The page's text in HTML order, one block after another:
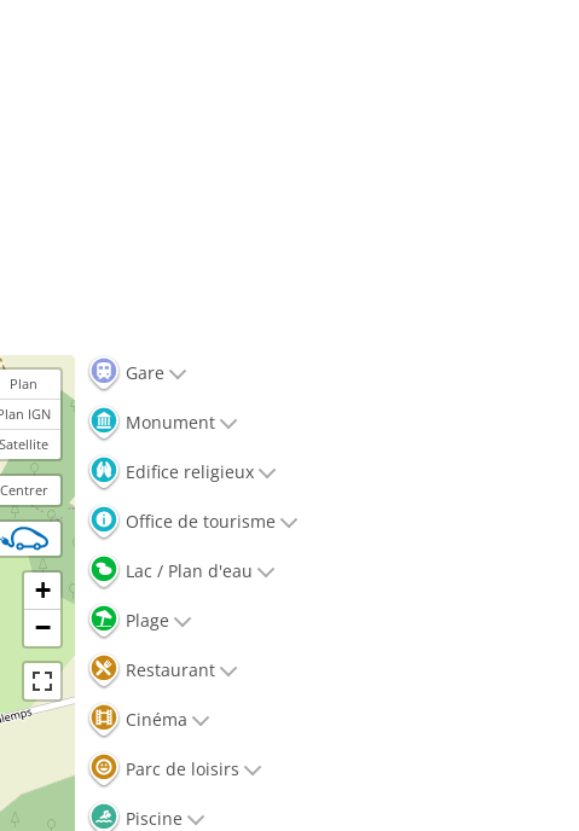
Plan
IGN
Satellite
Centrer
+
−
Gare
Monument
Edifice religieux
Office de tourisme
Lac / Plan d'eau
Plage
Restaurant
Cinéma
Parc de loisirs
Piscine